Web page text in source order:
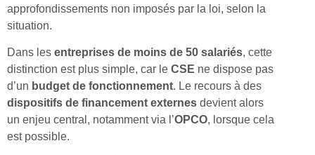
approfondissements non imposés par la loi, selon la
situation.
Dans les entreprises de moins de 50 salariés, cette
distinction est plus simple, car le CSE ne dispose pas
d’un budget de fonctionnement. Le recours à des
dispositifs de financement externes devient alors
un enjeu central, notamment via l’OPCO, lorsque cela
est possible.